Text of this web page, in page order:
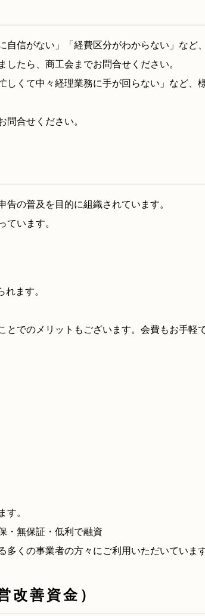
自信がない」「経費区分がわからない」な
たら、商工会までお問合せください。
しくて中々経理業務に手が回らない」など
合せください。
の普及を目的に組織されています。
ています。
ます。
でのメリットもございます。会費もお手軽
す。
・無保証・低利で融資
くの事業者の方々にご利用いただいています
改善資金）